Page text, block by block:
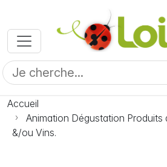
Accueil
Animation Dégustation Produits
&/ou Vins.